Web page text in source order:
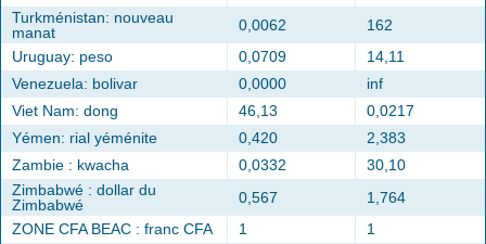
Turkménistan: nouveau
manat
0,0062
162
Uruguay: peso
0,0709
14,11
Venezuela: bolivar
0,0000
inf
Viet Nam: dong
46,13
0,0217
Yémen: rial yéménite
0,420
2,383
Zambie : kwacha
0,0332
30,10
Zimbabwé : dollar du
Zimbabwé
0,567
1,764
ZONE CFA BEAC : franc CFA
1
1